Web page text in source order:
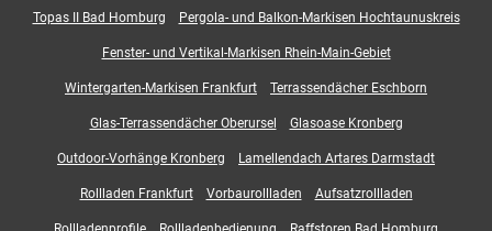
Topas II Bad Homburg Pergola- und Balkon-Markisen Hochtaunuskreis
Fenster- und Vertikal-Markisen Rhein-Main-Gebiet
Wintergarten-Markisen Frankfurt Terrassendächer Eschborn
Glas-Terrassendächer Oberursel Glasoase Kronberg
Outdoor-Vorhänge Kronberg Lamellendach Artares Darmstadt
Rollladen Frankfurt Vorbaurollladen Aufsatzrollladen